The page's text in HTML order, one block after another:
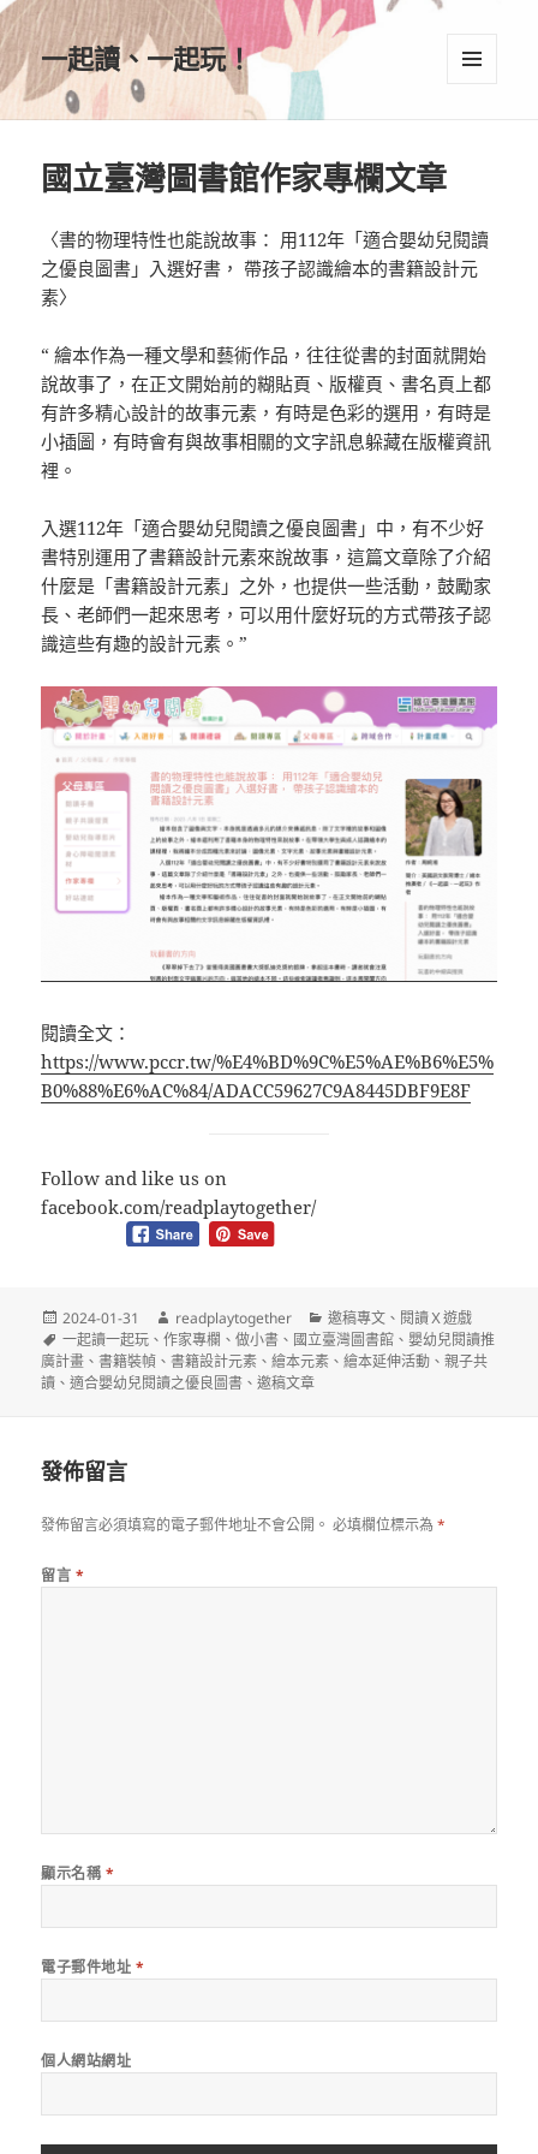
一起讀、一起玩！
國立臺灣圖書館作家專欄文章
〈書的物理特性也能說故事： 用112年「適合嬰幼兒閱讀
之優良圖書」入選好書， 帶孩子認識繪本的書籍設計元
素〉
“ 繪本作為一種文學和藝術作品，往往從書的封面就開始
說故事了，在正文開始前的糊貼頁、版權頁、書名頁上都
有許多精心設計的故事元素，有時是色彩的選用，有時是
小插圖，有時會有與故事相關的文字訊息躲藏在版權資訊
裡。
入選112年「適合嬰幼兒閱讀之優良圖書」中，有不少好
書特別運用了書籍設計元素來說故事，這篇文章除了介紹
什麼是「書籍設計元素」之外，也提供一些活動，鼓勵家
長、老師們一起來思考，可以用什麼好玩的方式帶孩子認
識這些有趣的設計元素。”
閱讀全文：
https://www.pccr.tw/%E4%BD%9C%E5%AE%B6%E5%
B0%88%E6%AC%84/ADACC59627C9A8445DBF9E8F
Follow and like us on
facebook.com/readplaytogether/
發
佈
日
期:
2024-01-31
作
者
readplaytogether
分
類
邀稿專文 、 閱讀Ｘ遊戲
標
籤
一起讀一起玩 、作家專欄 、做小書 、 國立臺灣圖書館 、嬰幼兒閱讀推
廣計畫 、書籍裝幀 、書籍設計元素 、繪本元素 、繪本延伸活動 、親子共
讀 、適合嬰幼兒閱讀之優良圖書 、邀稿文章
發佈留言
發佈留言必須填寫的電子郵件地址不會公開。 必填欄位標示為*
留言 *
顯示名稱 *
電子郵件地址 *
個人網站網址